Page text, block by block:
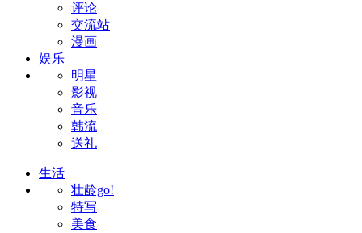
评论
交流站
漫画
娱乐
明星
影视
音乐
韩流
送礼
生活
壮龄go!
特写
美食